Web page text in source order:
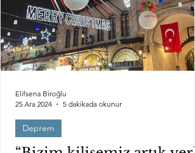
Deprem
Elifsena Biroğlu
25 Ara 2024
5 dakikada okunur